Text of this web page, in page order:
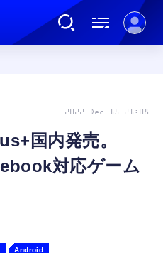
国内発売。
対応ゲーム
2022 Dec 15 21:08
Android